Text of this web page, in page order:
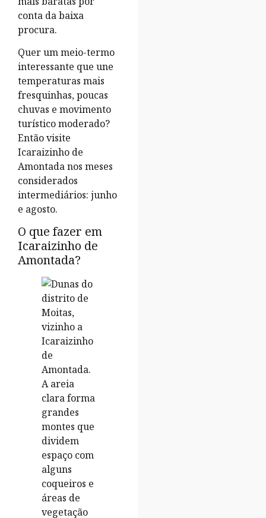
conta da baixa
procura.
Quer um meio-termo
interessante que une
temperaturas mais
fresquinhas, poucas
chuvas e movimento
turístico moderado?
Então visite
Icaraizinho de
Amontada nos meses
considerados
intermediários: junho
e agosto.
O que fazer em
Icaraizinho de
Amontada?